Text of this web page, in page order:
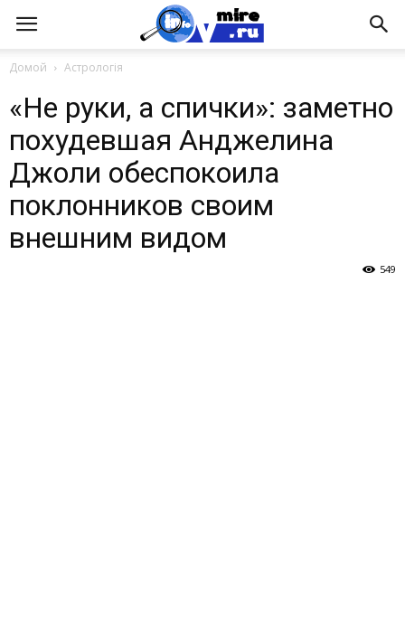
Домой Астрологія
«Не руки, а спички»: заметно
похудевшая Анджелина
Джоли обеспокоила
поклонников своим
внешним видом
549